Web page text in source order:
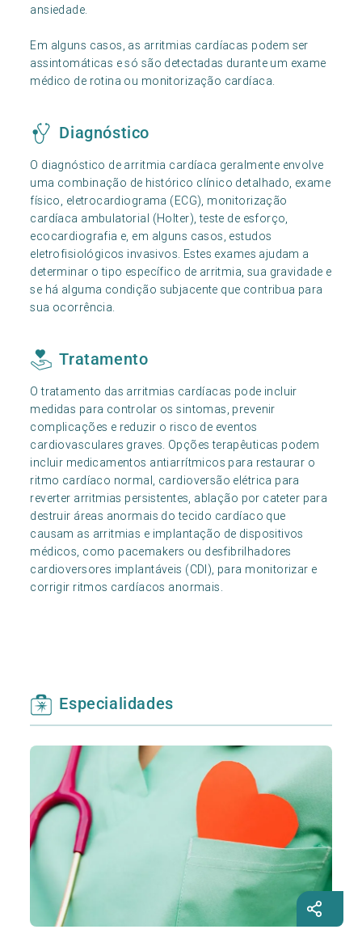
ansiedade.
Em alguns casos, as arritmias cardíacas podem ser
assintomáticas e só são detectadas durante um exame
médico de rotina ou monitorização cardíaca.
Diagnóstico
O diagnóstico de arritmia cardíaca geralmente envolve
uma combinação de histórico clínico detalhado, exame
físico, eletrocardiograma (ECG), monitorização
cardíaca ambulatorial (Holter), teste de esforço,
ecocardiografia e, em alguns casos, estudos
eletrofisiológicos invasivos. Estes exames ajudam a
determinar o tipo específico de arritmia, sua gravidade e
se há alguma condição subjacente que contribua para
sua ocorrência.
Tratamento
O tratamento das arritmias cardíacas pode incluir
medidas para controlar os sintomas, prevenir
complicações e reduzir o risco de eventos
cardiovasculares graves. Opções terapêuticas podem
incluir medicamentos antiarrítmicos para restaurar o
ritmo cardíaco normal, cardioversão elétrica para
reverter arritmias persistentes, ablação por cateter para
destruir áreas anormais do tecido cardíaco que
causam as arritmias e implantação de dispositivos
médicos, como pacemakers ou desfibrilhadores
cardioversores implantáveis (CDI), para monitorizar e
corrigir ritmos cardíacos anormais.
Especialidades